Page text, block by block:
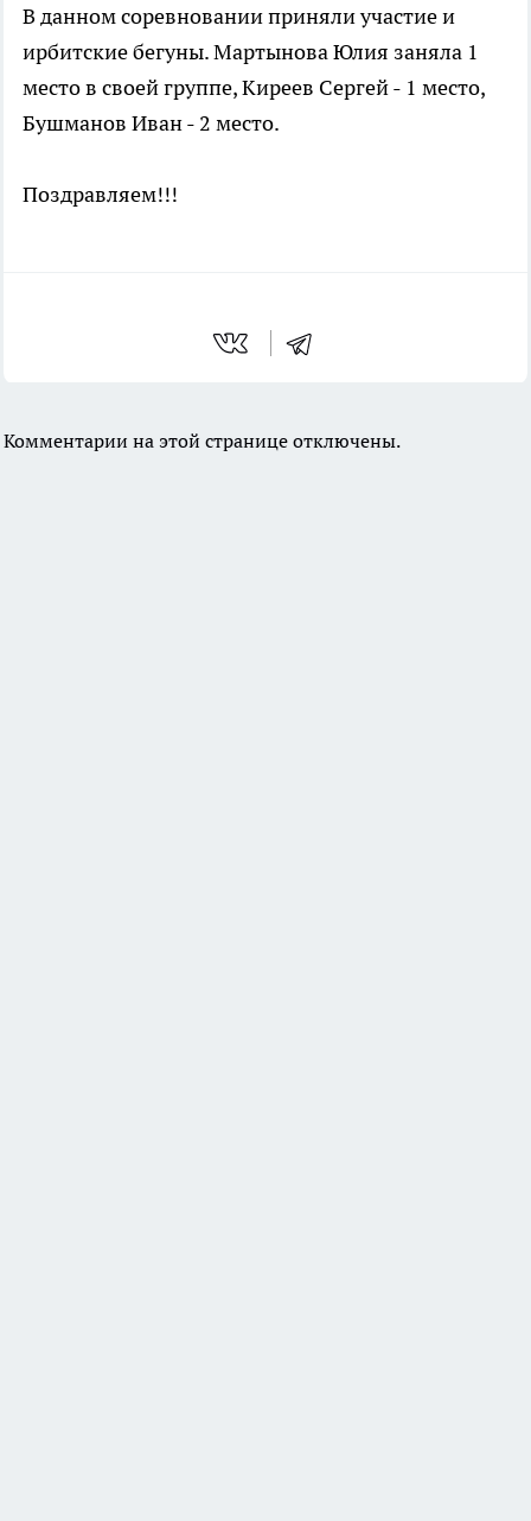
В данном соревновании приняли участие и
ирбитские бегуны. Мартынова Юлия заняла 1
место в своей группе, Киреев Сергей - 1 место,
Бушманов Иван - 2 место.
Поздравляем!!!
Комментарии на этой странице отключены.